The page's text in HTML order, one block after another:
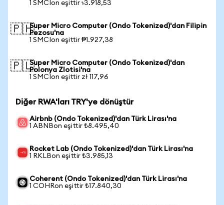
1 SMCIon eşittir ৳3.918,53
🇵🇭Super Micro Computer (Ondo Tokenized)'dan Filipin
Pezosu'na
1 SMCIon eşittir ₱1.927,38
🇵🇱Super Micro Computer (Ondo Tokenized)'dan
Polonya Zlotisi'na
1 SMCIon eşittir zł 117,96
Diğer RWA'ları TRY'ye dönüştür
Airbnb (Ondo Tokenized)'dan Türk Lirası'na
1 ABNBon eşittir ₺8.495,40
Rocket Lab (Ondo Tokenized)'dan Türk Lirası'na
1 RKLBon eşittir ₺3.985,13
Coherent (Ondo Tokenized)'dan Türk Lirası'na
1 COHRon eşittir ₺17.840,30